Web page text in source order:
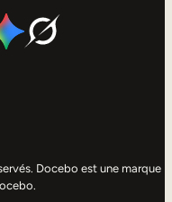
Docebo est une marque